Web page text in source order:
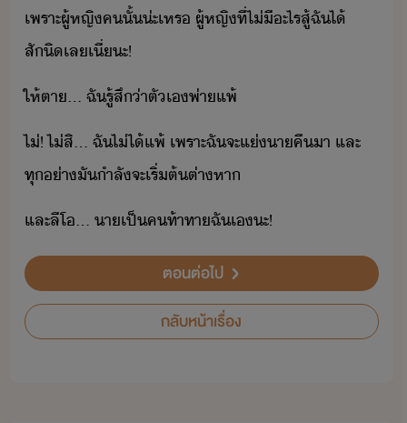
เพราะ​ผู้หญิ​ค​ั้​่ะ​เหร​ ​ผู้หญิ​ที่​ไ่ี​ะไร​สู้​ฉั​ไ้​
สัิ​เล​เี่ะ​!
ให้​ตา​...​ ​ฉั​รู้สึ​่า​ตัเ​พ่าแพ้
ไ่​!​ ​ไ่​สิ​...​ ​ฉั​ไ่ไ้​แพ้​ ​เพราะ​ฉั​จะ​แ่​า​คื​า​ ​และ​
ทุ่า​ั​ำลัจะ​เริ่ต้​ต่าหา
และ​ลีโ​...​ ​า​เป็​ค​ท้าทา​ฉั​เ​ะ​!​
ตอนต่อไป
กลับหน้าเรื่อง